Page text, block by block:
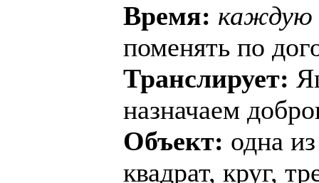
Время: каждую
поменять по
Транслирует:
назначаем
Объект: одна
квадрат, круг,